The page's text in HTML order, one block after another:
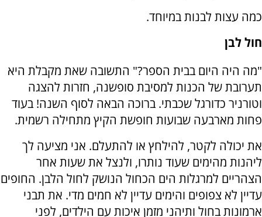
כמה עצות לבנות במיוחד.
חול לבן
"מה היה היום בבית הספר?" התשובה שאת מקבלת היא
תערובת של הכנות למסיבת סופשנה, חזרות להצגה
וטורניר כדורגל שכבתי. ברוכה הבאה לסוף השנה! בעוד
פחות מארבעה שבועות חופשת הקיץ מתחילה רשמית.
את יכולה לקטר, להילחץ או להתעלם. אני מציעה לך
ליהנות מהימים שעוד נותרו, ולנצל את שעות אחר
הצהריים למרגלות הים הכחול הנושק לחול הלבן. החופים
עדיין לא צפופים והימים עדיין לא חמים מדי. את תבני
ארמונות בחול ותיהני מזמן איכות עם הילדים, לפני